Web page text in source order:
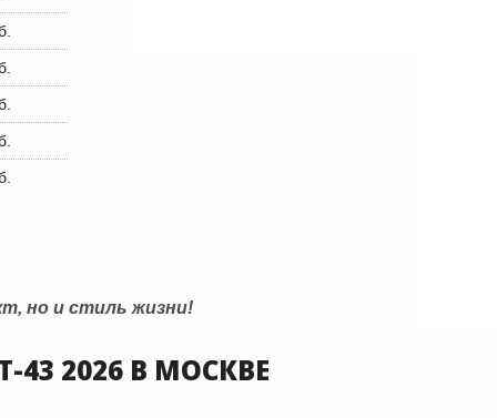
но и стиль жизни!
2026 В МОСКВЕ